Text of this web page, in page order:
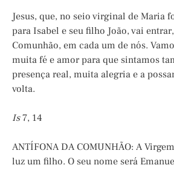
Jesus, que, no seio virginal de Maria
para Isabel e seu filho João, vai
Comunhão, em cada um de nós.
muita fé e amor para que sintamos
presença real, muita alegria e a
volta.
Is7, 14
ANTÍFONA DA COMUNHÃO: A
luz um filho. O seu nome será